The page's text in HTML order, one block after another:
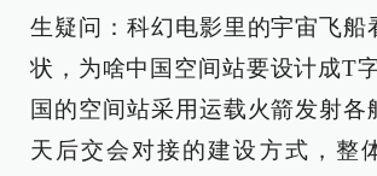
生疑问：科幻电影里的宇宙飞船
状，为啥中国空间站要设计成T
国的空间站采用运载火箭发射各
天后交会对接的建设方式，整